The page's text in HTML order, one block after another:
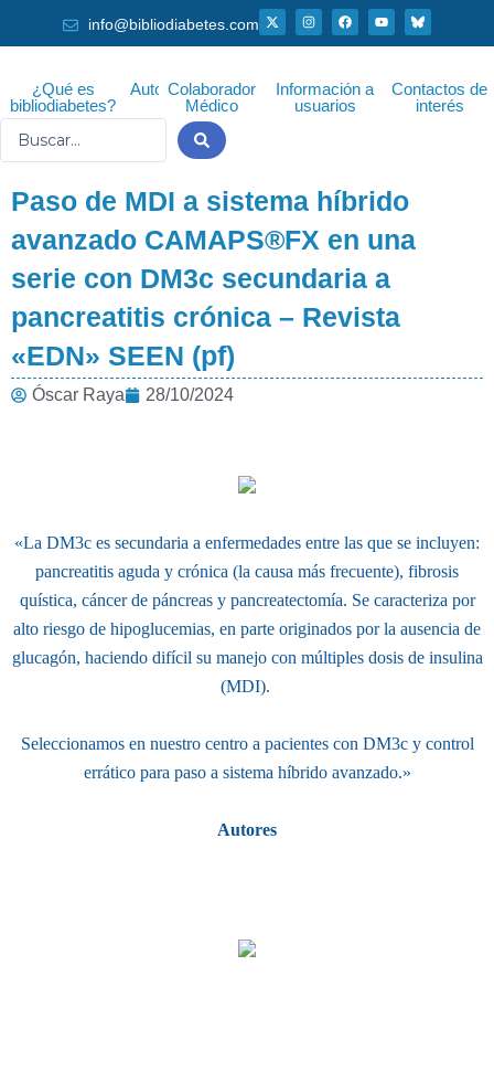
al
info@bibliodiabetes.com
X
-
t
I
n
s
r
a
F
a
c
o
o
k
Y
o
u
¿Qué es
bibliodiabetes?
AutorColaborador
Médico
Información a
usuarios
Contactos de
interés
Paso de MDI a sistema híbrido
avanzado CAMAPS®FX en una
serie con DM3c secundaria a
pancreatitis crónica – Revista
«EDN» SEEN (pf)
Óscar Raya 28/10/2024
«La DM3c es secundaria a enfermedades entre las que se incluyen:
pancreatitis aguda y crónica (la causa más frecuente), fibrosis
quística, cáncer de páncreas y pancreatectomía. Se caracteriza por
alto riesgo de hipoglucemias, en parte originados por la ausencia de
glucagón, haciendo difícil su manejo con múltiples dosis de insulina
(MDI).
Seleccionamos en nuestro centro a pacientes con DM3c y control
errático para paso a sistema híbrido avanzado.»
Autores